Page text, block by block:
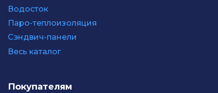
Водосток
Паро-теплоизоляция
Сэндвич-панели
Весь каталог
Покупателям